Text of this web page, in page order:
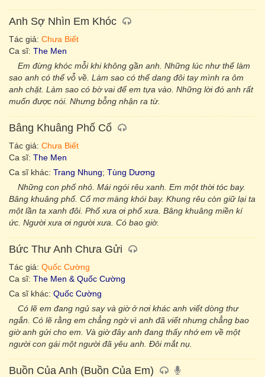
Anh Sợ Nhìn Em Khóc
Tác giả: Chưa Biết
Ca sĩ: The Men
Em đừng khóc mỗi khi không gần anh. Những lúc như thế làm
sao anh có thể vỗ về. Làm sao có thể dang đôi tay mình ra ôm
anh chặt. Làm sao có bờ vai để em tựa vào. Những lời đó anh rất
muốn được nói. Nhưng bỗng nhận ra từ.
Bâng Khuâng Phố Cổ
Tác giả: Chưa Biết
Ca sĩ: The Men
Ca sĩ khác: Trang Nhung; Tùng Dương
Những con phố nhỏ. Mái ngói rêu xanh. Em một thời tóc bay.
Bâng khuâng phố. Cổ mơ màng khói bay. Khung rêu còn giữ lại ta
một lần ta xanh đôi. Phố xưa ơi phố xưa. Bâng khuâng miền kí
ức. Người xưa ơi người xưa. Có bao giờ.
Bức Thư Anh Chưa Gửi
Tác giả: Quốc Cường
Ca sĩ: The Men & Quốc Cường
Ca sĩ khác: Quốc Cường
Có lẽ em đang ngủ say và giờ ở nơi khác anh viết dòng thư
ngắn. Có lẽ rằng em chẳng ngờ vì anh đã viết nhưng chẳng bao
giờ anh gửi cho em. Và giờ đây anh đang thấy nhớ em về một
người con gái một người đã yêu anh. Đôi mắt nụ.
Buồn Của Anh (Buồn Của Em)